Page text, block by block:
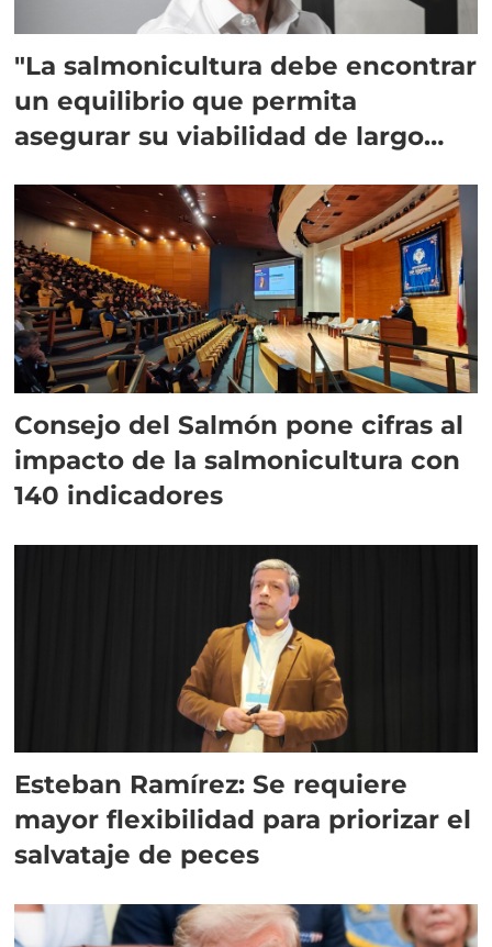
"La salmonicultura debe encontrar
un equilibrio que permita
asegurar su viabilidad de largo
Consejo del Salmón pone cifras al
impacto de la salmonicultura con
140 indicadores
Esteban Ramírez: Se requiere
mayor flexibilidad para priorizar el
salvataje de peces